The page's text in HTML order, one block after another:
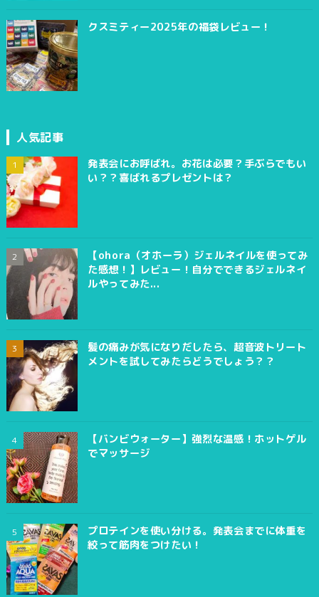
クスミティー2025年の福袋レビュー！
人気記事
発表会にお呼ばれ。お花は必要？手ぶらでもい
い？？喜ばれるプレゼントは？
【ohora（オホーラ）ジェルネイルを使ってみ
た感想！】レビュー！自分でできるジェルネイ
ルやってみた...
髪の痛みが気になりだしたら、超音波トリート
メントを試してみたらどうでしょう？？
【バンビウォーター】強烈な温感！ホットゲル
でマッサージ
プロテインを使い分ける。発表会までに体重を
絞って筋肉をつけたい！